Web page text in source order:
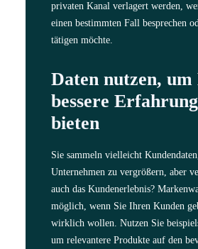
privaten Kanal verlagert werden,
einen bestimmten Fall besprechen
tätigen möchte.
Daten nutzen, um
bessere
bieten
Sie sammeln vielleicht
Unternehmen zu vergrößern, aber
auch das Kundenerlebnis?
möglich, wenn Sie Ihren Kunden
wirklich wollen. Nutzen Sie
um relevantere Produkte auf den